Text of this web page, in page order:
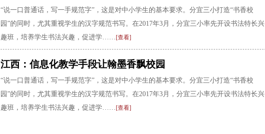
“说一口普通话，写一手规范字”，这是对中小学生的基本要求。分宜三小打造“书香校
园”的同时，尤其重视学生的汉字规范书写。在2017年3月，分宜三小率先开设书法特长兴
趣班，培养学生书法兴趣，促进学……[查看]
江西：信息化教学手段让翰墨香飘校园